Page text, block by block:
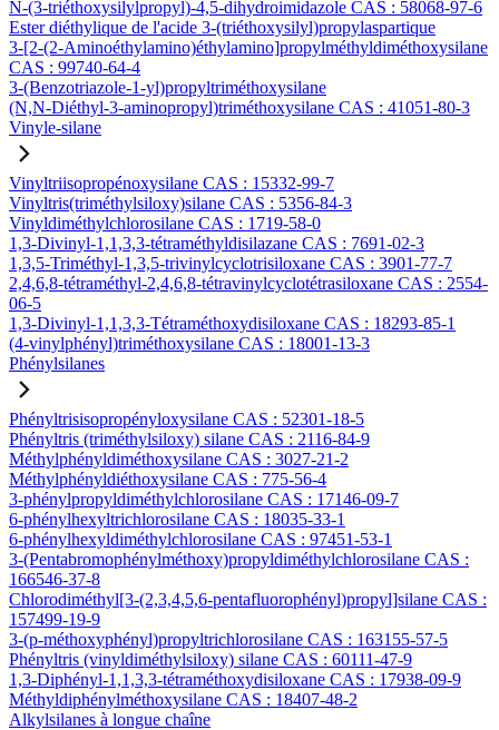
N-(3-triéthoxysilylpropyl)-4,5-dihydroimidazole CAS : 58068-97-6
Ester diéthylique de l'acide 3-(triéthoxysilyl)propylaspartique
3-[2-(2-Aminoéthylamino)éthylamino]propylméthyldiméthoxysilane
CAS : 99740-64-4
3-(Benzotriazole-1-yl)propyltriméthoxysilane
(N,N-Diéthyl-3-aminopropyl)triméthoxysilane CAS : 41051-80-3
Vinyle-silane
Vinyltriisopropénoxysilane CAS : 15332-99-7
Vinyltris(triméthylsiloxy)silane CAS : 5356-84-3
Vinyldiméthylchlorosilane CAS : 1719-58-0
1,3-Divinyl-1,1,3,3-tétraméthyldisilazane CAS : 7691-02-3
1,3,5-Triméthyl-1,3,5-trivinylcyclotrisiloxane CAS : 3901-77-7
2,4,6,8-tétraméthyl-2,4,6,8-tétravinylcyclotétrasiloxane CAS : 2554-
06-5
1,3-Divinyl-1,1,3,3-Tétraméthoxydisiloxane CAS : 18293-85-1
(4-vinylphényl)triméthoxysilane CAS : 18001-13-3
Phénylsilanes
Phényltrisisopropényloxysilane CAS : 52301-18-5
Phényltris (triméthylsiloxy) silane CAS : 2116-84-9
Méthylphényldiméthoxysilane CAS : 3027-21-2
Méthylphényldiéthoxysilane CAS : 775-56-4
3-phénylpropyldiméthylchlorosilane CAS : 17146-09-7
6-phénylhexyltrichlorosilane CAS : 18035-33-1
6-phénylhexyldiméthylchlorosilane CAS : 97451-53-1
3-(Pentabromophénylméthoxy)propyldiméthylchlorosilane CAS :
166546-37-8
Chlorodiméthyl[3-(2,3,4,5,6-pentafluorophényl)propyl]silane CAS :
157499-19-9
3-(p-méthoxyphényl)propyltrichlorosilane CAS : 163155-57-5
Phényltris (vinyldiméthylsiloxy) silane CAS : 60111-47-9
1,3-Diphényl-1,1,3,3-tétraméthoxydisiloxane CAS : 17938-09-9
Méthyldiphénylméthoxysilane CAS : 18407-48-2
Alkylsilanes à longue chaîne